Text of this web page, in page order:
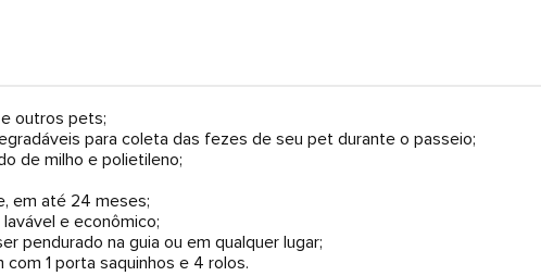
outros pets;
para coleta das fezes de seu pet durante o passeio;
de milho e polietileno;
em até 24 meses;
e econômico;
pendurado na guia ou em qualquer lugar;
1 porta saquinhos e 4 rolos.